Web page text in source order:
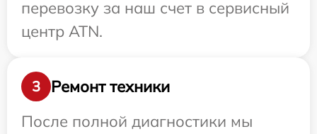
перевозку за наш счет в сервисный
центр ATN.
3
Ремонт техники
После полной диагностики мы